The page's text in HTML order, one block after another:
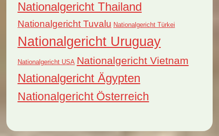
Nationalgericht Thailand
Nationalgericht Tuvalu Nationalgericht Türkei
Nationalgericht Uruguay
Nationalgericht USA Nationalgericht Vietnam
Nationalgericht Ägypten
Nationalgericht Österreich